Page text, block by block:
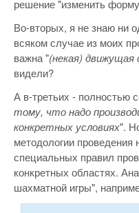
решение "изменить
Во-вторых, я не знаю ни
всяком случае из моих
важна "(некая) движущая
видели?
А в-третьих - полностью
тому, что надо
конкретных условиях".
методологии
специальных правил
конкретных областях.
шахматной игры",